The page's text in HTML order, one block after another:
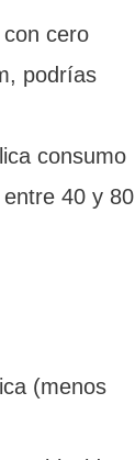
cero
podrías
consumo
40 y 80
(menos